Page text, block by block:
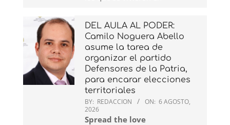
DEL AULA AL PODER:
Camilo Noguera Abello
asume la tarea de
organizar el partido
Defensores de la Patria,
para encarar elecciones
territoriales
BY: REDACCION ON: 6 AGOSTO,
2026
Spread the love